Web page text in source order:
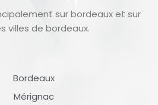
sur bordeaux et sur
villes de bordeaux.
Bordeaux
Mérignac